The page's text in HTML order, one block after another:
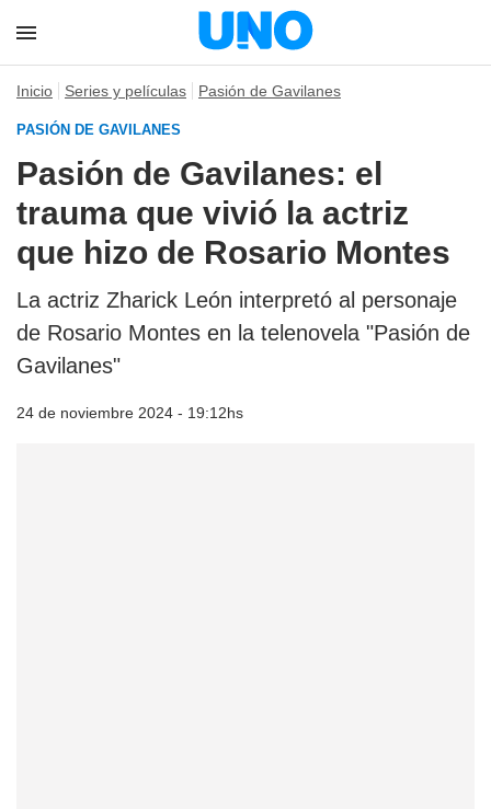
Inicio Series y películas Pasión de Gavilanes
PASIÓN DE GAVILANES
Pasión de Gavilanes: el
trauma que vivió la actriz
que hizo de Rosario Montes
La actriz Zharick León interpretó al personaje
de Rosario Montes en la telenovela "Pasión de
Gavilanes"
24 de noviembre 2024 - 19:12hs